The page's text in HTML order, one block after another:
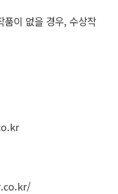
품이 없을 경우, 수상작